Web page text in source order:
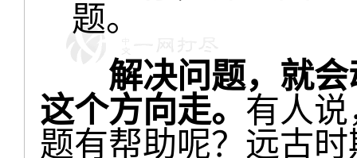
题。
解决问题，就会
这个方向走。 有人
题有帮助呢？远古